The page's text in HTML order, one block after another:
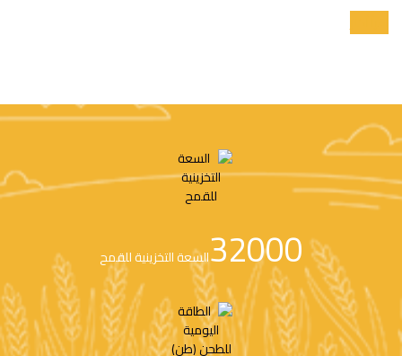
32000السعة التخزينية للقمح